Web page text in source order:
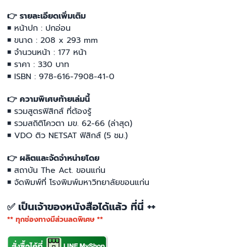
👉 รายละเอียดเพิ่มเติม
◾ หน้าปก : ปกอ่อน
◾ ขนาด : 208 x 293 mm
◾ จำนวนหน้า : 177 หน้า
◾ ราคา : 330 บาท
◾ ISBN : 978-616-7908-41-0
👉 ความพิเศษท้ายเล่มนี้
◾ รวมสูตรฟิสิกส์ ที่ต้องรู้
◾ รวมสถิติโควตา มข. 62-66 (ล่าสุด)
◾ VDO ติว NETSAT ฟิสิกส์ (5 ชม.)
👉 ผลิตและจัดจำหน่ายโดย
◾ สถาบัน The Act. ขอนแก่น
◾ จัดพิมพ์ที่ โรงพิมพ์มหาวิทยาลัยขอนแก่น
✅ เป็นเจ้าของหนังสือได้แล้ว ที่นี่ ++
** ทุกช่องทางมีส่วนลดพิเศษ **